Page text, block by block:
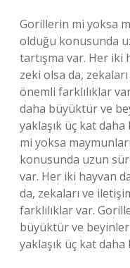
Gorillerin mi yoksa
olduğu konusunda
tartışma var. Her iki
zeki olsa da,
önemli farklılıklar
daha büyüktür ve
yaklaşık üç kat
mi yoksa
konusunda uzun
var. Her iki hayvan
da, zekaları ve
farklılıklar var.
büyüktür ve
yaklaşık üç kat